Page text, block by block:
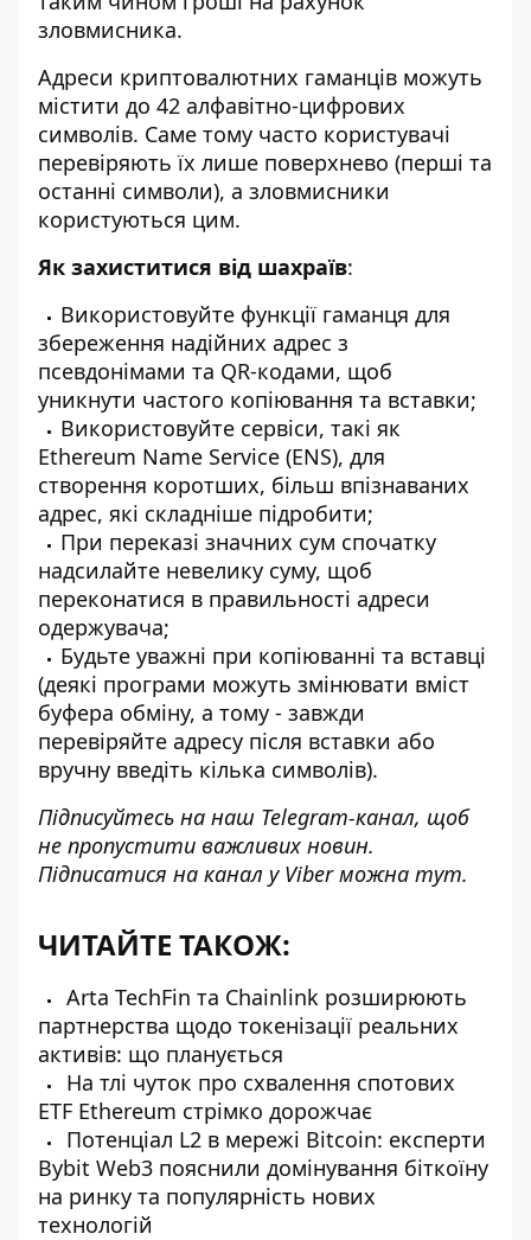
зловмисника.
Адреси криптовалютних гаманців можуть
містити до 42 алфавітно-цифрових
символів. Саме тому часто користувачі
перевіряють їх лише поверхнево (перші та
останні символи), а зловмисники
користуються цим.
Як захиститися від шахраїв:
Використовуйте функції гаманця для
збереження надійних адрес з
псевдонімами та QR-кодами, щоб
уникнути частого копіювання та вставки;
Використовуйте сервіси, такі як
Ethereum Name Service (ENS), для
створення коротших, більш впізнаваних
адрес, які складніше підробити;
При переказі значних сум спочатку
надсилайте невелику суму, щоб
переконатися в правильності адреси
одержувача;
Будьте уважні при копіюванні та вставці
(деякі програми можуть змінювати вміст
буфера обміну, а тому - завжди
перевіряйте адресу після вставки або
вручну введіть кілька символів).
Підписуйтесь на наш Telegram-канал, щоб
не пропустити важливих новин.
Підписатися на канал у Viber можна тут.
ЧИТАЙТЕ ТАКОЖ:
Arta TechFin та Chainlink розширюють
партнерства щодо токенізації реальних
активів: що планується
На тлі чуток про схвалення спотових
ETF Ethereum стрімко дорожчає
Потенціал L2 в мережі Bitcoin: експерти
Bybit Web3 пояснили домінування біткоїну
на ринку та популярність нових
технологій